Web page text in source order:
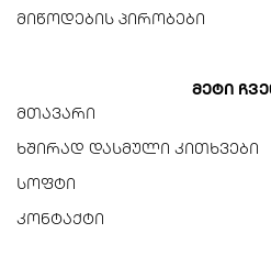
x სიღრმე)
650 გ
ხის
მიწოდების პირობები
მეტი
მთავარი
ხშირად დასმული კითხვები
სოფტი
კონტაქტი